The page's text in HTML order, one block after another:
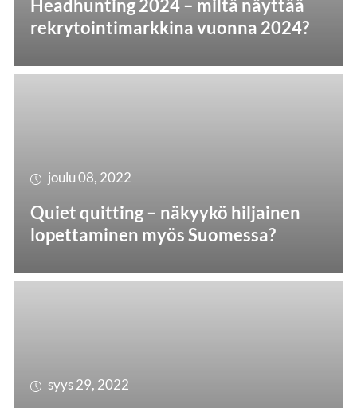
Headhunting 2024 – miltä näyttää
rekrytointimarkkina vuonna 2024?
joulu 08, 2022
Quiet quitting – näkyykö hiljainen
lopettaminen myös Suomessa?
syys 29, 2022